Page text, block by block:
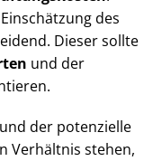
des
Dieser sollte
und der
der potenzielle
Verhältnis stehen,